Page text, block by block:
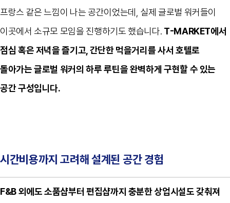
프랑스 같은 느낌이 나는 공간이었는데
실제 글로벌 워커들이
이곳에서 소규모 모임을 진행하기도 했습니다. T-MARKET에서
점심 혹은 저녁을 즐기고 간단한 먹을거리를 사서 호텔로
돌아가는 글로벌 워커의 하루 루틴을 완벽하게 구현할 수 있는
공간 구성입니다.
시간비용까지 고려해 설계된 공간 경험
F&B외에도 소품샵부터 편집샵까지 충분한 상업시설도 갖춰져